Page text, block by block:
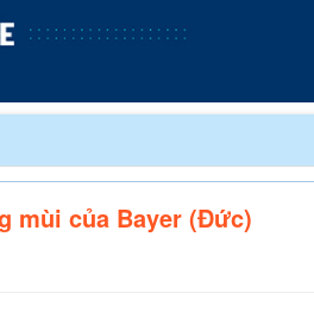
mùi của Bayer (Đức)